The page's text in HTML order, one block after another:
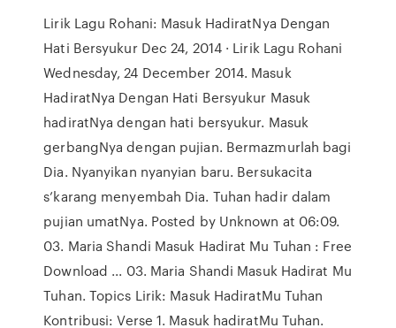
Lirik Lagu Rohani: Masuk HadiratNya Dengan
Hati Bersyukur Dec 24, 2014 · Lirik Lagu Rohani
Wednesday, 24 December 2014. Masuk
HadiratNya Dengan Hati Bersyukur Masuk
hadiratNya dengan hati bersyukur. Masuk
gerbangNya dengan pujian. Bermazmurlah bagi
Dia. Nyanyikan nyanyian baru. Bersukacita
s’karang menyembah Dia. Tuhan hadir dalam
pujian umatNya. Posted by Unknown at 06:09.
03. Maria Shandi Masuk Hadirat Mu Tuhan : Free
Download ... 03. Maria Shandi Masuk Hadirat Mu
Tuhan. Topics Lirik: Masuk HadiratMu Tuhan
Kontribusi: Verse 1. Masuk hadiratMu Tuhan.